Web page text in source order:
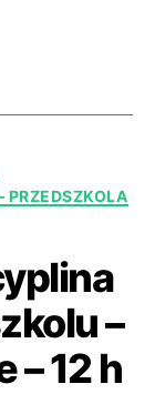
PRZEDSZKOLA
–
– 12 h